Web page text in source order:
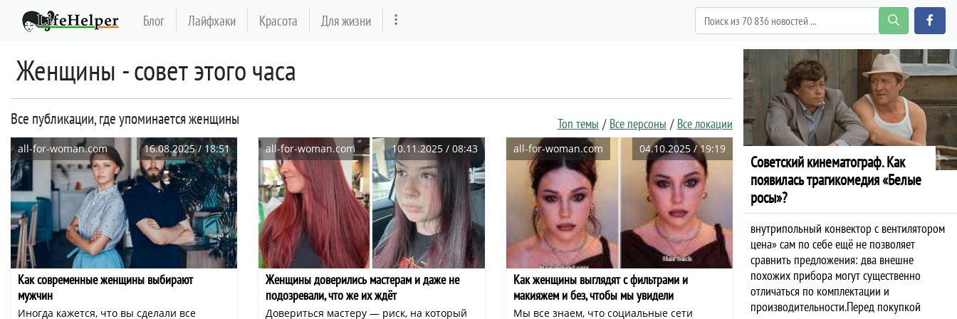
Блог Лайфхаки Красота Для жизни
женщины - совет этого часа
Все публикации, где упоминается женщины Топ темы Все персоны Все локации
all-for-woman.com 16.08.2025 / 18:51
Как современные женщины выбирают
мужчин
Иногда кажется, что вы сделали все
all-for-woman.com 10.11.2025 / 08:43
Женщины доверились мастерам и даже не
подозревали, что же их ждёт
Довериться мастеру — риск, на который
all-for-woman.com 04.10.2025 / 19:19
Как женщины выглядят с фильтрами и
макияжем и без, чтобы мы увидели
реальность
Мы все знаем, что социальные сети
Советский кинематограф. Как
появилась трагикомедия «Белые
росы»?
внутрипольный конвектор с вентилятором
цена» сам по себе ещё не позволяет
сравнить предложения: два внешне
похожих прибора могут существенно
отличаться по комплектации и
производительности.Перед покупкой